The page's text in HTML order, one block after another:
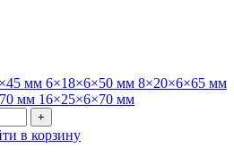
мм 6×18×6×50 мм 8×20×6×65 мм
мм 16×25×6×70 мм
в корзину